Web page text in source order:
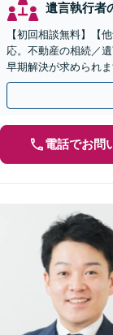
遺言執行者
【初回相談無料】【
応。不動産の相続／
早期解決が求められ
の依頼を具体的に検
電話でお問